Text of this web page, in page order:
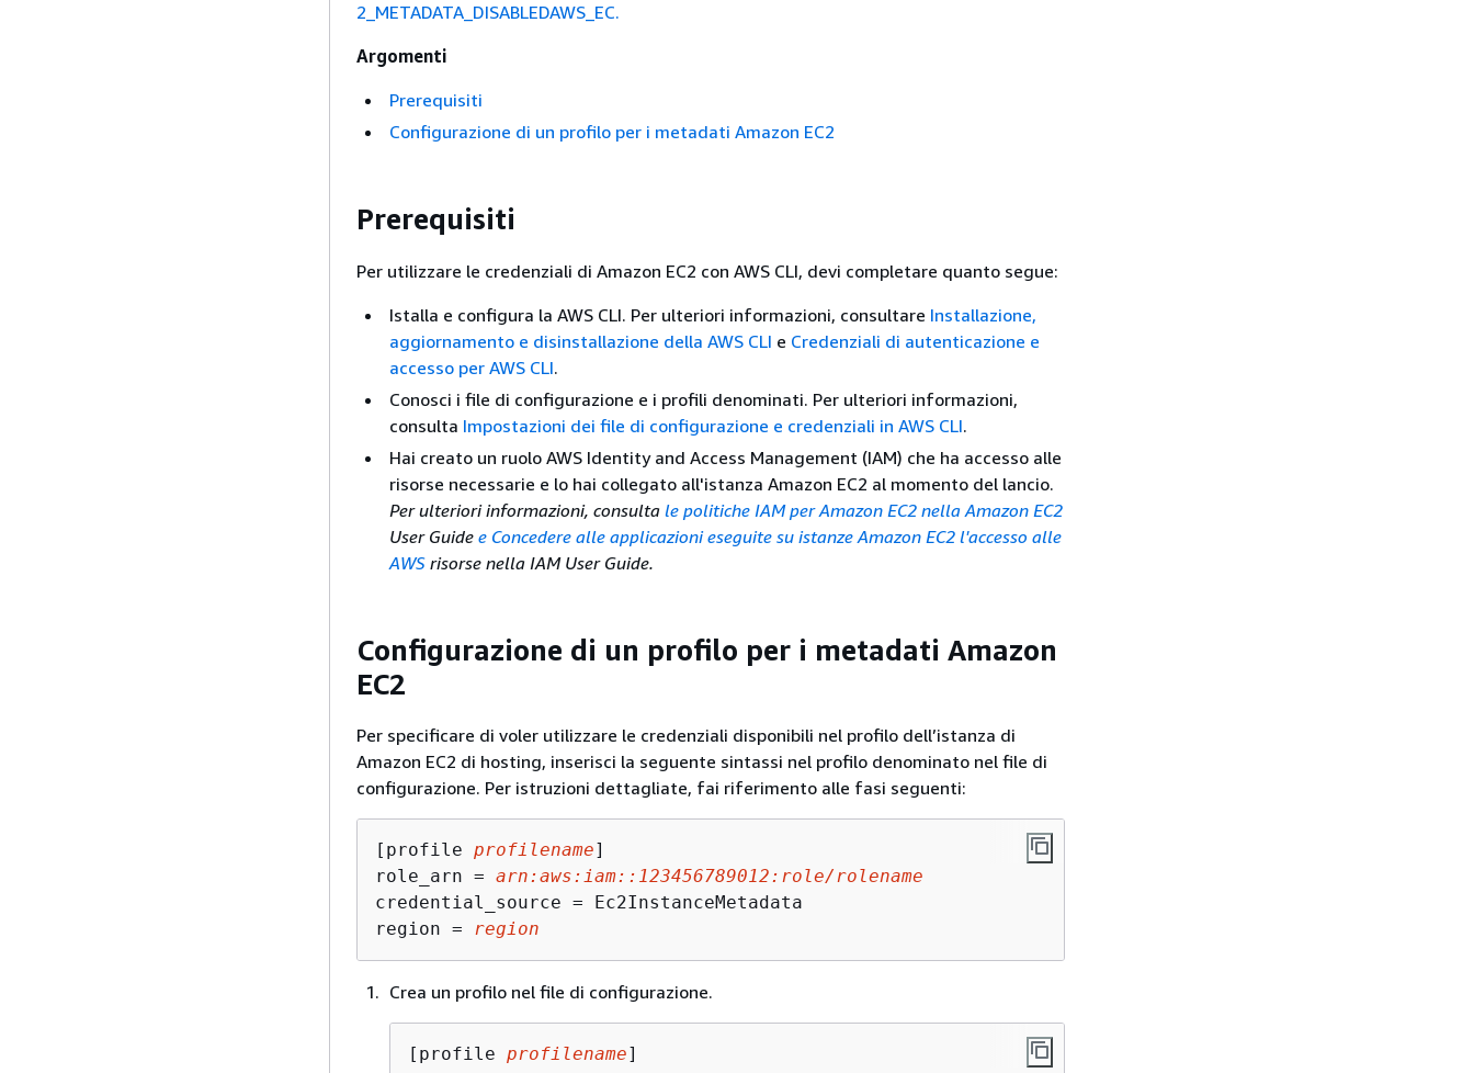
2_METADATA_DISABLEDAWS_EC.
Argomenti
Prerequisiti
Configurazione di un profilo per i metadati Amazon EC2
Prerequisiti
Per utilizzare le credenziali di Amazon EC2 con AWS CLI, devi completare quanto segue:
Istalla e configura la AWS CLI. Per ulteriori informazioni, consultare Installazione,
aggiornamento e disinstallazione della AWS CLI e Credenziali di autenticazione e
accesso per AWS CLI.
Conosci i file di configurazione e i profili denominati. Per ulteriori informazioni,
consulta Impostazioni dei file di configurazione e credenziali in AWS CLI.
Hai creato un ruolo AWS Identity and Access Management (IAM) che ha accesso alle
risorse necessarie e lo hai collegato all'istanza Amazon EC2 al momento del lancio.
Per ulteriori informazioni, consulta le politiche IAM per Amazon EC2 nella Amazon EC2
UserGuide e Concedere alle applicazioni eseguite su istanze Amazon EC2 l'accesso alle
AWS risorse nella IAM User Guide.
Configurazione di un profilo per i metadati Amazon
EC2
Per specificare di voler utilizzare le credenziali disponibili nel profilo dell’istanza di
Amazon EC2 di hosting, inserisci la seguente sintassi nel profilo denominato nel file di
configurazione. Per istruzioni dettagliate, fai riferimento alle fasi seguenti:
[profile profilename]
role_arn = arn:aws:iam::123456789012:role/rolename
credential_source = Ec2InstanceMetadata
region = region
Crea un profilo nel file di configurazione.
[profile profilename]